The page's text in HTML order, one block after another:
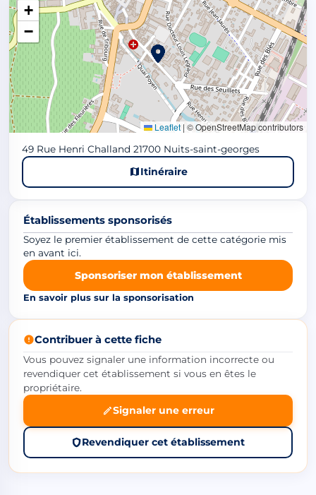
+
−
Leaflet | © OpenStreetMap contributors
49 Rue Henri Challand 21700 Nuits-saint-georges
Itinéraire
Établissements sponsorisés
Soyez le premier établissement de cette catégorie mis
en avant ici.
Sponsoriser mon établissement
En savoir plus sur la sponsorisation
Contribuer à cette fiche
Vous pouvez signaler une information incorrecte ou
revendiquer cet établissement si vous en êtes le
propriétaire.
Signaler une erreur
Revendiquer cet établissement